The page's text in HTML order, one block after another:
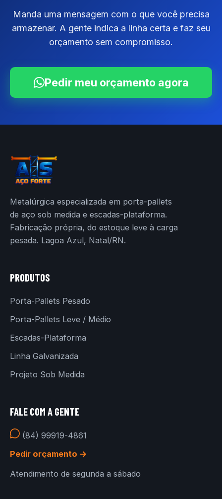
Manda uma mensagem com o que você precisa
armazenar. A gente indica a linha certa e faz seu
orçamento sem compromisso.
Pedir meu orçamento agora
Metalúrgica especializada em porta-pallets
de aço sob medida e escadas-plataforma.
Fabricação própria, do estoque leve à carga
pesada. Lagoa Azul, Natal/RN.
PRODUTOS
Porta-Pallets Pesado
Porta-Pallets Leve / Médio
Escadas-Plataforma
Linha Galvanizada
Projeto Sob Medida
FALE COM A GENTE
(84) 99919-4861
Pedir orçamento →
Atendimento de segunda a sábado